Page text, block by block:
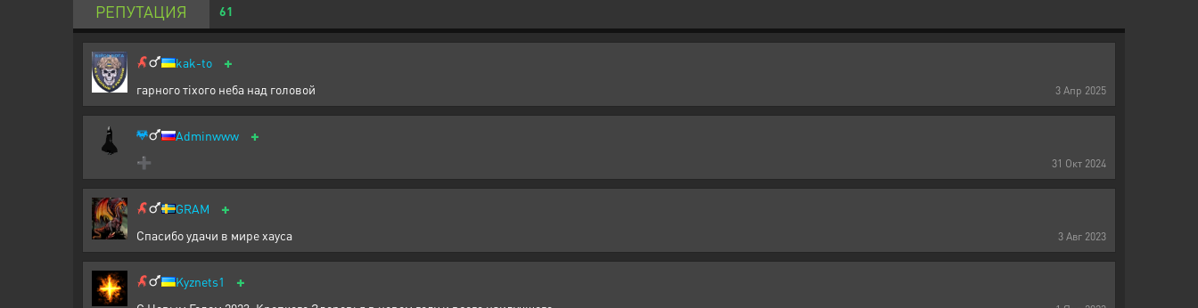
РЕПУТАЦИЯ 61
3 Апр 2025
kak-to +
гарного тіхого неба над головой
31 Окт 2024
Adminwww +
➕
3 Авг 2023
GRAM +
Спасибо удачи в мире хауса
Kyznets1 +